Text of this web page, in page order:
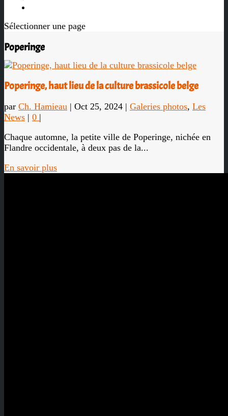
Sélectionner une page
Poperinge
Poperinge, haut lieu de la culture brassicole belge
par Ch. Hamieau | Oct 25, 2024 | Galeries photos, Les
News | 0 |
Chaque automne, la petite ville de Poperinge, nichée en
Flandre occidentale, à deux pas de la...
En savoir plus